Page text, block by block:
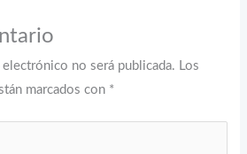
electrónico no será publicada. Los
marcados con *